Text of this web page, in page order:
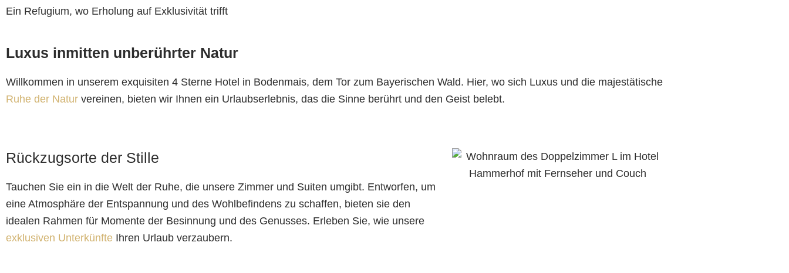
Ein Refugium, wo Erholung auf Exklusivität trifft
Luxus inmitten unberührter Natur
Willkommen in unserem exquisiten 4 Sterne Hotel in Bodenmais, dem Tor zum Bayerischen Wald. Hier, wo sich Luxus und die majestätische
Ruhe der Natur vereinen, bieten wir Ihnen ein Urlaubserlebnis, das die Sinne berührt und den Geist belebt.
Rückzugsorte der Stille
Tauchen Sie ein in die Welt der Ruhe, die unsere Zimmer und Suiten umgibt. Entworfen, um
eine Atmosphäre der Entspannung und des Wohlbefindens zu schaffen, bieten sie den
idealen Rahmen für Momente der Besinnung und des Genusses. Erleben Sie, wie unsere
exklusiven Unterkünfte Ihren Urlaub verzaubern.